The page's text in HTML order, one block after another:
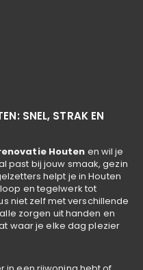
SNEL, STRAK EN
Houten en wil je
past bij jouw smaak, gezin
helpt je in Houten
en tegelwerk tot
niet zelf met verschillende
zorgen uit handen en
waar je elke dag plezier